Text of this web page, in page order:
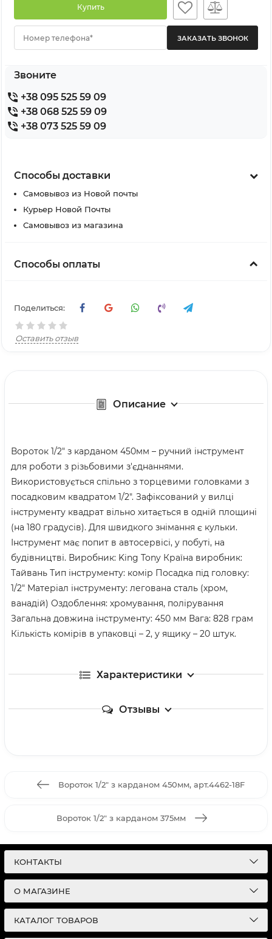
Купить
Номер телефона*
Звоните
+38 095 525 59 09
+38 068 525 59 09
+38 073 525 59 09
Способы доставки
Самовывоз из Новой почты
Курьер Новой Почты
Самовывоз из магазина
Способы оплаты
Поделиться:
Оставить отзыв
Описание
Вороток 1/2" з карданом 450мм – ручний інструмент
для роботи з різьбовими з'єднаннями.
Використовується спільно з торцевими головками з
посадковим квадратом 1/2". Зафіксований у вилці
інструменту квадрат вільно хитається в одній площині
(на 180 градусів). Для швидкого знімання є кульки.
Інструмент має попит в автосервісі, у побуті, на
будівництві. Виробник: King Tony Країна виробник:
Тайвань Тип інструменту: комір Посадка під головку:
1/2" Матеріал інструменту: легована сталь (хром,
ванадій) Оздоблення: хромування, полірування
Загальна довжина інструменту: 450 мм Вага: 828 грам
Кількість комірів в упаковці – 2, у ящику – 20 штук.
Характеристики
Отзывы
Вороток 1/2" з карданом 450мм, арт.4462-18F
Вороток 1/2" з карданом 375мм
КОНТАКТЫ
О МАГАЗИНЕ
КАТАЛОГ ТОВАРОВ